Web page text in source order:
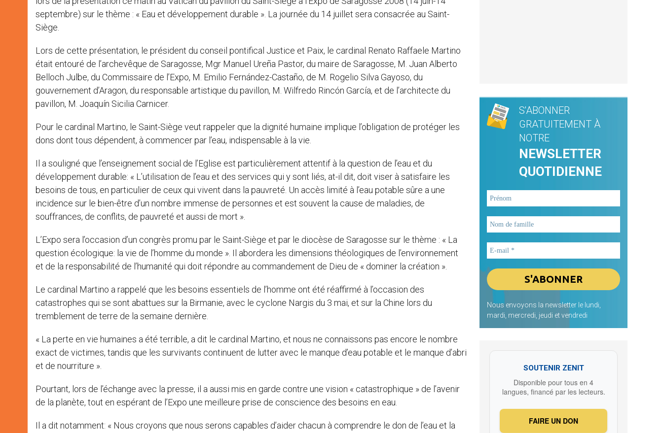
septembre) sur le thème : « Eau et développement durable ». La journée du 14 juillet sera consacrée au Saint-
Siège.
Lors de cette présentation, le président du conseil pontifical Justice et Paix, le cardinal Renato Raffaele Martino
était entouré de l’archevêque de Saragosse, Mgr Manuel Ureña Pastor, du maire de Saragosse, M. Juan Alberto
Belloch Julbe, du Commissaire de l’Expo, M. Emilio Fernández-Castaño, de M. Rogelio Silva Gayoso, du
gouvernement d’Aragon, du responsable artistique du pavillon, M. Wilfredo Rincón García, et de l’architecte du
pavillon, M. Joaquín Sicilia Carnicer.
Pour le cardinal Martino, le Saint-Siège veut rappeler que la dignité humaine implique l’obligation de protéger les
dons dont tous dépendent, à commencer par l’eau, indispensable à la vie.
Il a souligné que l’enseignement social de l’Eglise est particulièrement attentif à la question de l’eau et du
développement durable: « L’utilisation de l’eau et des services qui y sont liés, at-il dit, doit viser à satisfaire les
besoins de tous, en particulier de ceux qui vivent dans la pauvreté. Un accès limité à l’eau potable sûre a une
incidence sur le bien-être d’un nombre immense de personnes et est souvent la cause de maladies, de
souffrances, de conflits, de pauvreté et aussi de mort ».
L’Expo sera l’occasion d’un congrès promu par le Saint-Siège et par le diocèse de Saragosse sur le thème : « La
question écologique: la vie de l’homme du monde ». Il abordera les dimensions théologiques de l’environnement
et de la responsabilité de l’humanité qui doit répondre au commandement de Dieu de « dominer la création ».
Le cardinal Martino a rappelé que les besoins essentiels de l’homme ont été réaffirmé à l’occasion des
catastrophes qui se sont abattues sur la Birmanie, avec le cyclone Nargis du 3 mai, et sur la Chine lors du
tremblement de terre de la semaine dernière.
« La perte en vie humaines a été terrible, a dit le cardinal Martino, et nous ne connaissons pas encore le nombre
exact de victimes, tandis que les survivants continuent de lutter avec le manque d’eau potable et le manque d’abri
et de nourriture ».
Pourtant, lors de l’échange avec la presse, il a aussi mis en garde contre une vision « catastrophique » de l’avenir
de la planète, tout en espérant de l’Expo une meilleure prise de conscience des besoins en eau.
Il a dit notamment: « Nous croyons que nous serons capables d’aider chacun à comprendre le don de l’eau et la
S'ABONNER
GRATUITEMENT À
NOTRE
NEWSLETTER
QUOTIDIENNE
Nous envoyons la newsletter le lundi,
mardi, mercredi, jeudi et vendredi
SOUTENIR ZENIT
Disponible pour tous en 4
langues, financé par les lecteurs.
FAIRE UN DON